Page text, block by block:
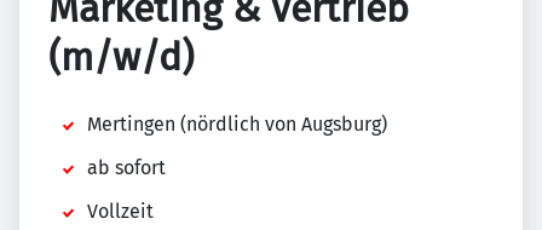
(m/w/d)
Mertingen (nördlich von Augsburg)
ab sofort
Vollzeit